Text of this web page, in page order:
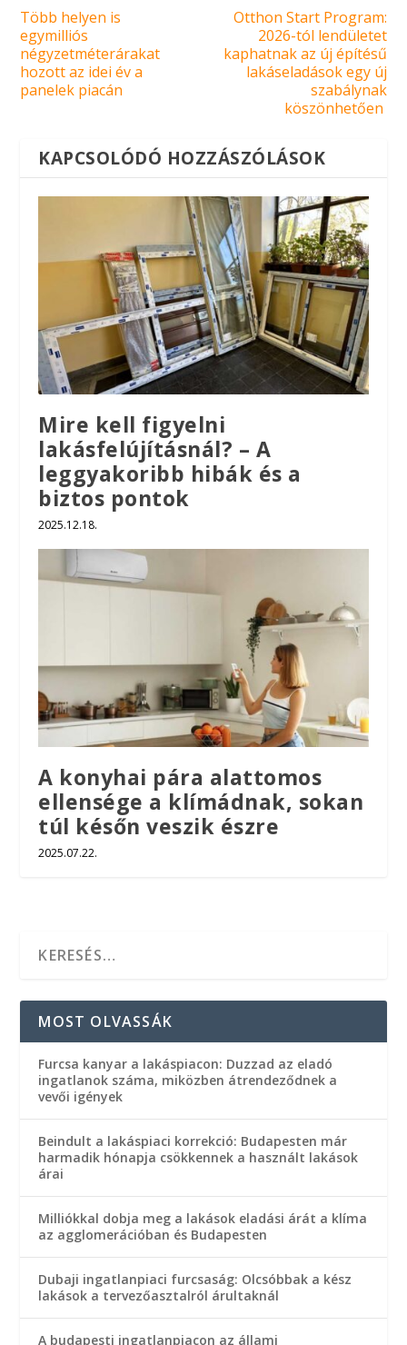
Több helyen is
egymilliós
négyzetméterárakat
hozott az idei év a
panelek piacán
Otthon Start Program:
2026-tól lendületet
kaphatnak az új építésű
lakáseladások egy új
szabálynak
köszönhetően
KAPCSOLÓDÓ HOZZÁSZÓLÁSOK
Mire kell figyelni
lakásfelújításnál? – A
leggyakoribb hibák és a
biztos pontok
2025.12.18.
A konyhai pára alattomos
ellensége a klímádnak, sokan
túl későn veszik észre
2025.07.22.
MOST OLVASSÁK
Furcsa kanyar a lakáspiacon: Duzzad az eladó
ingatlanok száma, miközben átrendeződnek a
vevői igények
Beindult a lakáspiaci korrekció: Budapesten már
harmadik hónapja csökkennek a használt lakások
árai
Milliókkal dobja meg a lakások eladási árát a klíma
az agglomerációban és Budapesten
Dubaji ingatlanpiaci furcsaság: Olcsóbbak a kész
lakások a tervezőasztalról árultaknál
A budapesti ingatlanpiacon az állami